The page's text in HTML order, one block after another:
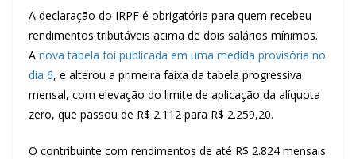
A declaração do IRPF é obrigatória para quem recebeu
rendimentos tributáveis acima de dois salários mínimos.
A nova tabela foi publicada em uma medida provisória no
dia 6, e alterou a primeira faixa da tabela progressiva
mensal, com elevação do limite de aplicação da alíquota
zero, que passou de R$ 2.112 para R$ 2.259,20.
O contribuinte com rendimentos de até R$ 2.824 mensais